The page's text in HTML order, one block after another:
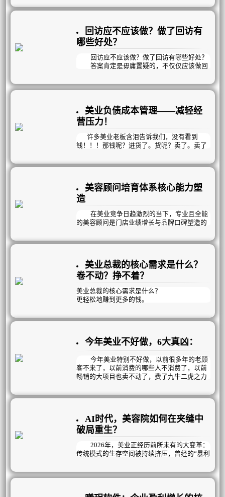
果，绩效、奖惩、一目了然；让员工养成每日
标下任务，晚会考核结果，保证执行力，提高
回访应不应该做？做了回访有
哪些好处？
回访应不应该做？做了回访有哪些好处？
答案肯定是毋庸置疑的，不仅仅应该做回
店率比较直接的方法。做了回访有哪些好处？
好处1、增加顾客到店率和消耗速度，刺
好处2、做好售后跟踪，规避客诉，持续
升单
好处3、做好客情维护，增加客户粘性
好处4、解决员工不愿意回访，顾客不愿
意接听电话的问题
美业负债成本管理——减轻经
营压力！
许多美业老板含泪告诉我们，没有看到
钱！！！那钱呢？进货了。货呢？卖了。卖了
那到底钱在哪呢？不在外面飘，就在库房囤，
美容顾问培育体系核心能力塑
造
在美业竞争日趋激烈的当下，专业且全能
的美容顾问是门店业绩增长与品牌口碑塑造的
美业总裁的核心需求是什么？
卷不动？挣不着？
美业总裁的核心需求是什么？
更轻松地赚到更多的钱‌。
但靠短期促销和价格战，无非是透支未来业
真正的破局之道，在于构建可持续的自循环盈
利模式！
今年美业不好做，6大真凶：
今年美业特别不好做，以前很多年的老顾
客不来了，以前消费的哪些人不消费了，以前
畅销的大项目也卖不动了，费了九牛二虎之力
了，有质量的新客没有了……是什么导致的？
几个方面：
AI时代，美容院如何在夹缝中
破局重生？
2026年，美业正经历前所未有的大变革：
传统模式的生存空间被持续挤压，曾经的“暴利
现实。美容院老板们陷入了越努力越焦虑的怪
圈——没顾客就疯狂拓客，拓来的却多是“薅羊